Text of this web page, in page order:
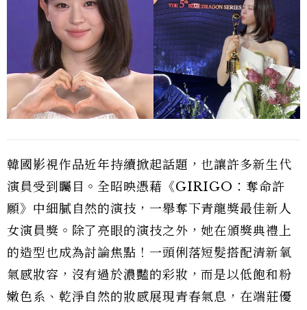
韓國影視作品近年持續掀起話題，也讓許多新生代
演員受到矚目。全昭映憑藉《GIRIGO：奪命許
願》中細膩自然的演技，一舉奪下青龍獎最佳新人
女演員獎。除了亮眼的演技之外，她在頒獎典禮上
的造型也成為討論焦點！一頭俐落短髮搭配清新氧
氣感妝容，沒有過於濃豔的彩妝，而是以低飽和粉
嫩色系、乾淨自然的妝感展現青春氣息，在端莊優